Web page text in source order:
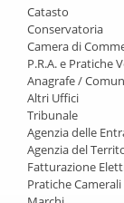
Catasto
Conservatoria
Camera di
P.R.A. e Pratiche
Anagrafe /
Altri Uffici
Tribunale
Agenzia delle
Agenzia del
Fatturazione
Pratiche Camerali